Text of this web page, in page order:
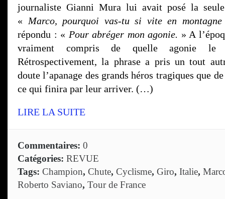
journaliste Gianni Mura lui avait posé la
«Marco, pourquoi vas-tu si vite en
répondu : « Pour abréger mon agonie. » A
vraiment compris de quelle agonie le
Rétrospectivement, la phrase a pris un tout
doute l’apanage des grands héros tragiques que
ce qui finira par leur arriver. (…)
LIRE LA SUITE
Commentaires: 0
Catégories: REVUE
Tags: Champion, Chute, Cyclisme, Giro, Italie,
Roberto Saviano, Tour de France